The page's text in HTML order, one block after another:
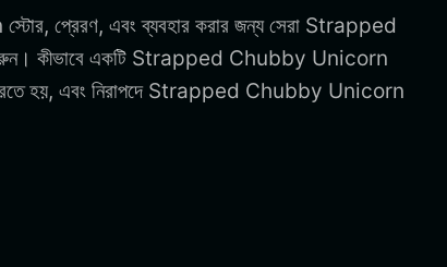
প্রেরণ, এবং ব্যবহার করার জন্য সেরা Strapped
কীভাবে একটি Strapped Chubby Unicorn
হয়, এবং নিরাপদে Strapped Chubby Unicorn